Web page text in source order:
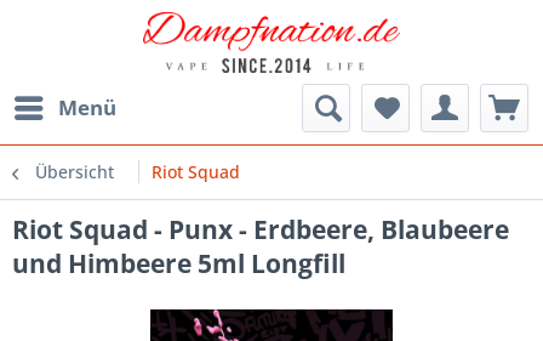
Menü
Übersicht Riot Squad
Riot Squad - Punx - Erdbeere, Blaubeere
und Himbeere 5ml Longfill